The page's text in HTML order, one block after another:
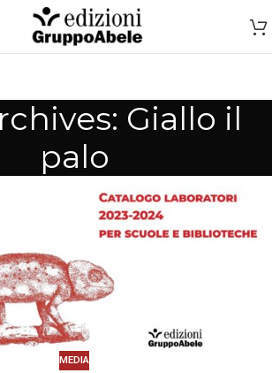
Giallo il
palo
MEDIA